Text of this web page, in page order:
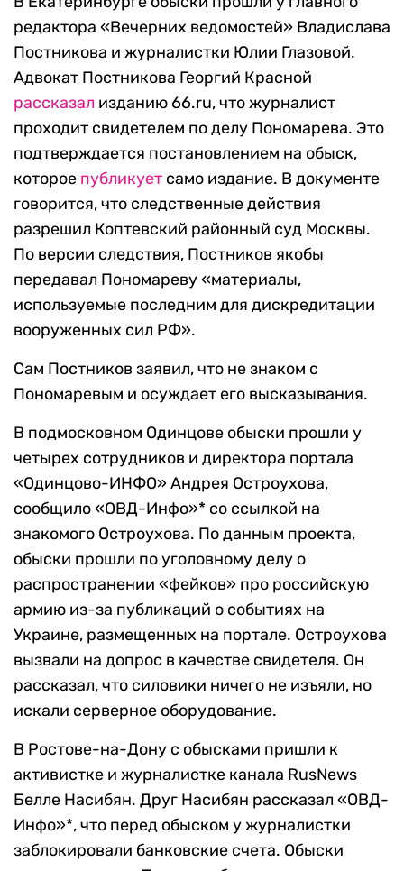
редактора «Вечерних ведомостей» Владислава
Постникова и журналистки Юлии Глазовой.
Адвокат Постникова Георгий Красной
рассказал изданию 66.ru, что журналист
проходит свидетелем по делу Пономарева. Это
подтверждается постановлением на обыск,
которое публикует само издание. В документе
говорится, что следственные действия
разрешил Коптевский районный суд Москвы.
По версии следствия, Постников якобы
передавал Пономареву «материалы,
используемые последним для дискредитации
вооруженных сил РФ».
Сам Постников заявил, что не знаком с
Пономаревым и осуждает его высказывания.
В подмосковном Одинцове обыски прошли у
четырех сотрудников и директора портала
«Одинцово-ИНФО» Андрея Остроухова,
сообщило «ОВД-Инфо»* со ссылкой на
знакомого Остроухова. По данным проекта,
обыски прошли по уголовному делу о
распространении «фейков» про российскую
армию из-за публикаций о событиях на
Украине, размещенных на портале. Остроухова
вызвали на допрос в качестве свидетеля. Он
рассказал, что силовики ничего не изъяли, но
искали серверное оборудование.
В Ростове-на-Дону с обысками пришли к
активистке и журналистке канала RusNews
Белле Насибян. Друг Насибян рассказал «ОВД-
Инфо»*, что перед обыском у журналистки
заблокировали банковские счета. Обыски